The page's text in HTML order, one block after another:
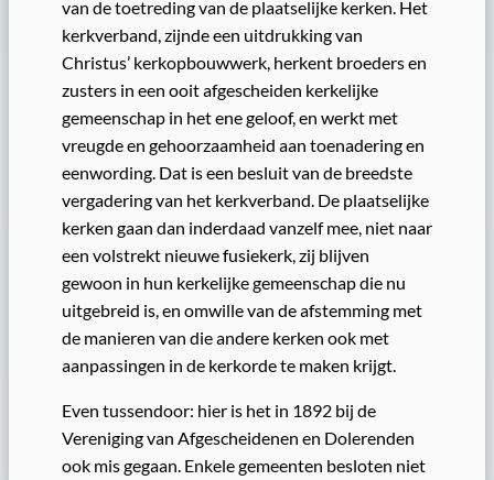
van de toetreding van de plaatselijke kerken. Het
kerkverband, zijnde een uitdrukking van
Christus’ kerkopbouwwerk, herkent broeders en
zusters in een ooit afgescheiden kerkelijke
gemeenschap in het ene geloof, en werkt met
vreugde en gehoorzaamheid aan toenadering en
eenwording. Dat is een besluit van de breedste
vergadering van het kerkverband. De plaatselijke
kerken gaan dan inderdaad vanzelf mee, niet naar
een volstrekt nieuwe fusiekerk, zij blijven
gewoon in hun kerkelijke gemeenschap die nu
uitgebreid is, en omwille van de afstemming met
de manieren van die andere kerken ook met
aanpassingen in de kerkorde te maken krijgt.
Even tussendoor: hier is het in 1892 bij de
Vereniging van Afgescheidenen en Dolerenden
ook mis gegaan. Enkele gemeenten besloten niet